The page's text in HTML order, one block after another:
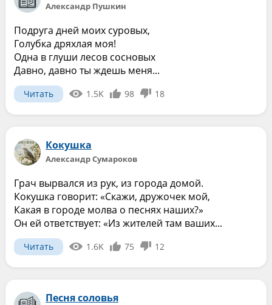
Александр Пушкин
Подруга дней моих суровых,
Голубка дряхлая моя!
Одна в глуши лесов сосновых
Давно, давно ты ждешь меня...
Читать 1.5K 98 18
Кокушка
Александр Сумароков
Грач вырвался из рук, из города домой.
Кокушка говорит: «Скажи, дружочек мой,
Какая в городе молва о песнях наших?»
Он ей ответствует: «Из жителей там ваших...
Читать 1.6K 75 12
Песня соловья